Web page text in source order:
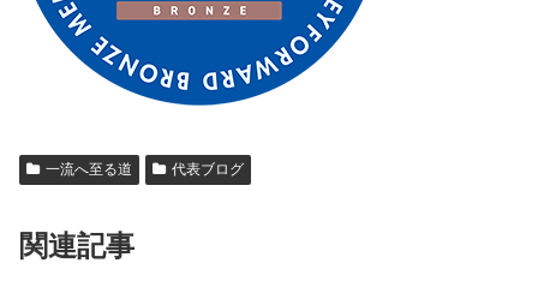
一流へ至る道 代表ブログ
関連記事